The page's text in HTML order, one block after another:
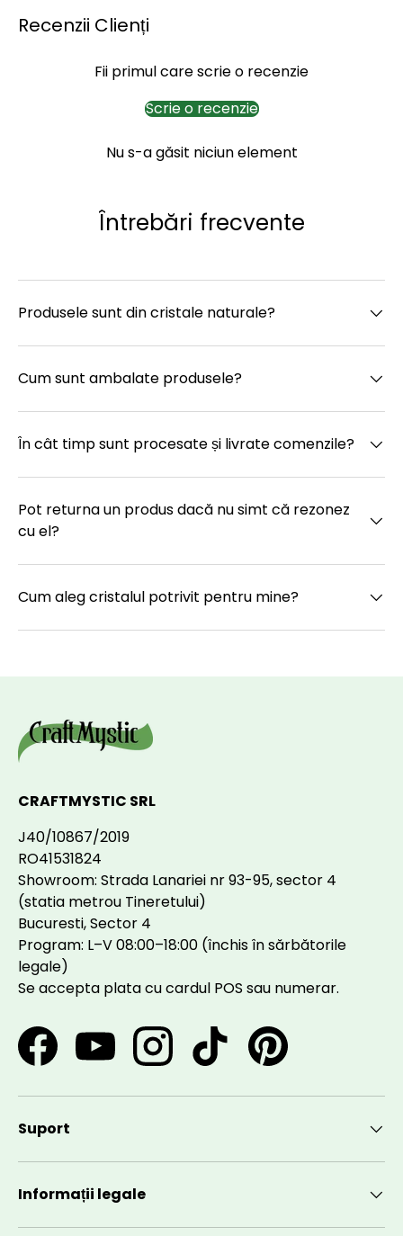
Recenzii Clienți
Fii primul care scrie o recenzie
Scrie o recenzie
Nu s-a găsit niciun element
Întrebări frecvente
Produsele sunt din cristale naturale?
Cum sunt ambalate produsele?
În cât timp sunt procesate și livrate comenzile?
Pot returna un produs dacă nu simt că rezonez
cu el?
Cum aleg cristalul potrivit pentru mine?
CRAFTMYSTIC SRL
J40/10867/2019
RO41531824
Showroom: Strada Lanariei nr 93-95, sector 4
(statia metrou Tineretului)
Bucuresti, Sector 4
Program: L–V 08:00–18:00 (închis în sărbătorile
legale)
Se accepta plata cu cardul POS sau numerar.
FacebookYouTubeInstagramTikTok Pinterest
Suport
Informații legale